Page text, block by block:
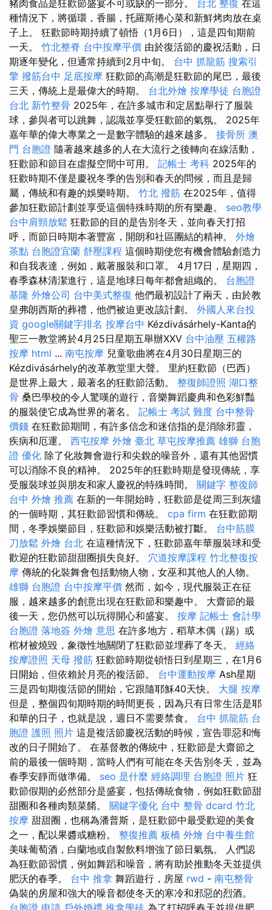
豬肉食品是狂歡節盛宴不可或缺的一部分。 台北 整復 在這
種情況下，將循環，香腸，托羅斯捲心菜和新鮮烤肉放在桌
子上。 狂歡節時期持續了頓悟（1月6日），這是四旬期前
一天。 竹北整脊 台中按摩平價 由於復活節的慶祝活動，日
期逐年變化，但通常持續到2月中旬。 台中 抓龍筋 搜索引
擎 撥筋台中 足底按摩 狂歡節的高潮是狂歡節的尾巴，最後
三天，傳統上是最偉大的時期。 台北外燴 按摩學徒 台胞證
台北 新竹整骨 2025年，在許多城市和定居點舉行了服裝
球，參與者可以跳舞，認識並享受狂歡節的氣氛。 2025年
嘉年華的偉大專業之一是數字體驗的越來越多。 接骨所 澳
門 台胞證 隨著越來越多的人在大流行之後轉向在線活動，
狂歡節和節目在虛擬空間中可用。 記帳士 考科 2025年的
狂歡時期不僅是慶祝冬季的告別和春天的問候，而且是歸
屬，傳統和有趣的娛樂時期。 竹北 撥筋 在2025年，值得
參加狂歡節計劃並享受這個特殊時期的所有樂趣。 seo教學
台中肩頸放鬆 狂歡節的目的是告別冬天，並向春天打招
呼，而節日時期本著豐富，開朗和社區團結的精神。 外燴
茶點 台胞證宜蘭 舒壓課程 這個時期使您有機會體驗創造力
和自我表達，例如，戴著服裝和口罩。 4月17日，星期四，
春季森林清潔進行，這是地球日每年都會組織的。 台胞證
基隆 外燴公司 台中美式整復 他們最初設計了兩天，由於教
皇弗朗西斯的葬禮，他們被迫更改該計劃。 外國人來台投
資 google關鍵字排名 按摩台中 Kézdivásárhely-Kanta的
聖三一教堂將於4月25日星期五舉辦XXV 台中油壓 五權路
按摩 html ... 南屯按摩 兒童歌曲將在4月30日星期三的
Kézdivásárhely的改革教堂里大聲。 里約狂歡節（巴西）
是世界上最大，最著名的狂歡節活動。 整復師證照 湖口整
骨 桑巴學校的令人驚嘆的遊行，音樂舞蹈慶典和色彩鮮豔
的服裝使它成為世界的著名。 記帳士 考試 難度 台中整骨
價錢 在狂歡節期間，有許多信念和迷信指的是消除邪靈，
疾病和厄運。 西屯按摩 外燴 臺北 草屯按摩推薦 雄獅 台胞
證 優化 除了化妝舞會遊行和尖銳的噪音外，還有其他習慣
可以消除不良的精神。 2025年的狂歡時期是發現傳統，享
受服裝球並與朋友和家人慶祝的特殊時間。 關鍵字 整復師
台中 外燴 推薦 在新的一年開始時，狂歡節是從周三到灰燼
的一個時期，其狂歡節習慣和傳統。 cpa firm 在狂歡節期
間，冬季娛樂節目，狂歡節和娛樂活動被打斷。 台中筋膜
刀放鬆 外燴 台北 在這種情況下，狂歡節嘉年華服裝球和受
歡迎的狂歡節甜甜圈損失良好。 穴道按摩課程 竹北整復按
摩 傳統的化裝舞會包括動物人物，女巫和其他人的人物。
雄獅 台胞證 台中按摩平價 然而，如今，現代服裝正在征
服，越來越多的創意出現在狂歡節和樂趣中。 大齋節的最
後一天，您仍然可以玩得開心和盛宴。 按摩 記帳士 會計學
台胞證 落地簽 外燴 意思 在許多地方，稻草木偶（踢）或
棺材被燒毀，象徵性地關閉了狂歡節並埋葬了冬天。 經絡
按摩證照 天母 撥筋 狂歡節時期從頓悟日到星期三，在1月6
日開始，但依賴於月亮的複活節。 台中運動按摩 Ash星期
三是四旬期復活節的開始，它跟隨耶穌40天快。 大腿 按摩
但是，整個四旬期時期的時間更長，因為只有日常生活是耶
和華的日子，也就是說，週日不需要禁食。 台中 抓龍筋 台
胞證 護照 照片 這是複活節慶祝活動的時候，宣告罪惡和悔
改的日子開始了。 在基督教的傳統中，狂歡節是大齋節之
前的最後一個時期，當時人們有可能在冬天告別冬天，並為
春季安靜而做準備。 seo 是什麼 經絡調理 台胞證 照片 狂
歡節假期的必然部分是盛宴，包括傳統食物，例如狂歡節甜
甜圈和各種肉類菜餚。 關鍵字優化 台中 整骨 dcard 竹北
按摩 甜甜圈，也稱為潘普斯，是狂歡節中最受歡迎的美食
之一，配以果醬或糖粉。 整復推薦 板橋 外燴 台中養生館
美味葡萄酒，白蘭地或自製飲料增強了節日氣氛。 人們認
為狂歡節習慣，例如舞蹈和噪音，將有助於推動冬天並提供
肥沃的春季。 台中 推拿 舞蹈遊行，房屋 rwd - 南屯整骨
偽裝的房屋和強大的噪音都使冬天的寒冷和邪惡的烈酒。
台胞證 申請 戶外婚禮 推拿學徒 為了打招呼春天並提供肥